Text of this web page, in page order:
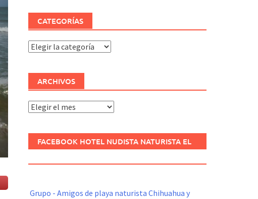
CATEGORÍAS
Categorías
ARCHIVOS
Archivos
FACEBOOK HOTEL NUDISTA NATURISTA EL
Grupo - Amigos de playa naturista Chihuahua y